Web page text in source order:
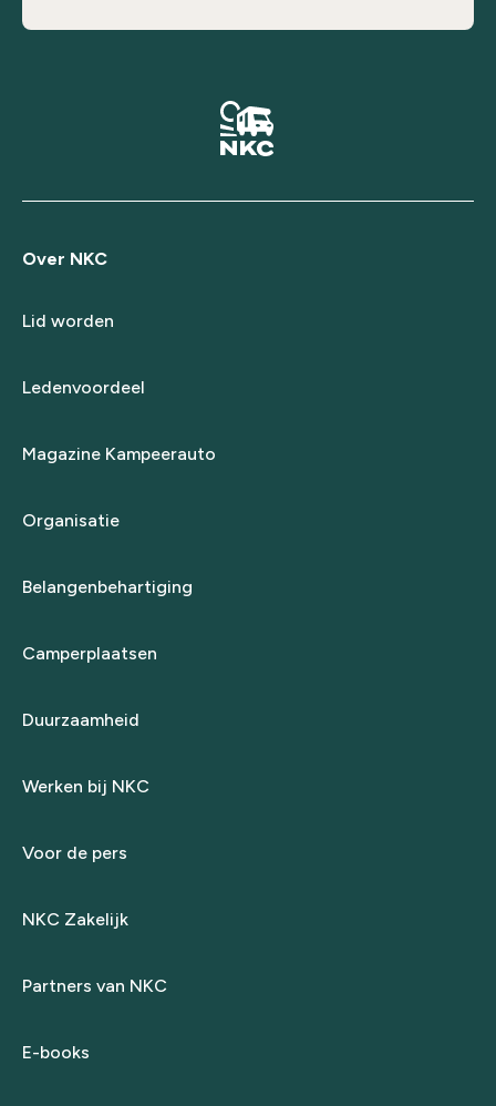
Over NKC
Lid worden
Ledenvoordeel
Magazine Kampeerauto
Organisatie
Belangenbehartiging
Camperplaatsen
Duurzaamheid
Werken bij NKC
Voor de pers
NKC Zakelijk
Partners van NKC
E-books